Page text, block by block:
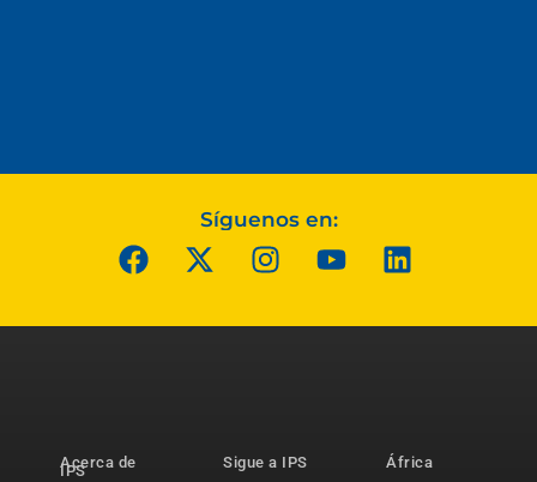
Síguenos en:
Acerca de
IPS
Sigue a IPS
África